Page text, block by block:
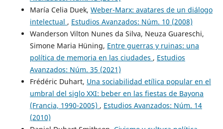
María Celia Duek, Weber-Marx: avatares de un diálogo
intelectual , Estudios Avanzados: Núm. 10 (2008)
Wanderson Vilton Nunes da Silva, Neuza Guareschi,
Simone Maria Hüning, Entre guerras y ruinas: una
política de memoria en las ciudades , Estudios
Avanzados: Núm. 35 (2021)
Frédéric Duhart, Una sociabilidad etílica popular en el
umbral del siglo XXI: beber en las fiestas de Bayona
(Francia, 1990-2005) , Estudios Avanzados: Núm. 14
(2010)